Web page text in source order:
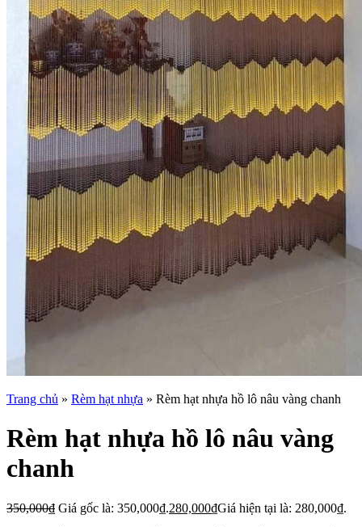
Trang chủ » Rèm hạt nhựa » Rèm hạt nhựa hồ lô nâu vàng chanh
Rèm hạt nhựa hồ lô nâu vàng
chanh
350,000₫ Giá gốc là: 350,000₫.280,000₫Giá hiện tại là: 280,000₫.